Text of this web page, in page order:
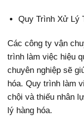
Quy Trình Xử Lý
Các công ty vận
trình làm việc hiệu
chuyên nghiệp sẽ
hóa. Quy trình làm
chội và thiếu nhân
lý hàng hóa.